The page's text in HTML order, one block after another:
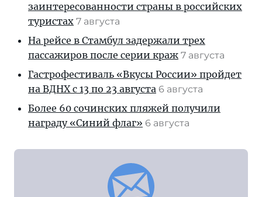
заинтересованности страны в российских
туристах 7 августа
На рейсе в Стамбул задержали трех
пассажиров после серии краж 7 августа
Гастрофестиваль «Вкусы России» пройдет
на ВДНХ с 13 по 23 августа 6 августа
Более 60 сочинских пляжей получили
награду «Синий флаг» 6 августа